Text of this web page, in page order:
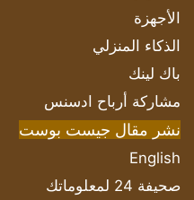
الأجهزة
الذكاء المنزلي
باك لينك
مشاركة أرباح ادسنس
نشر مقال جيست بوست
English
صحيفة 24 لمعلوماتك